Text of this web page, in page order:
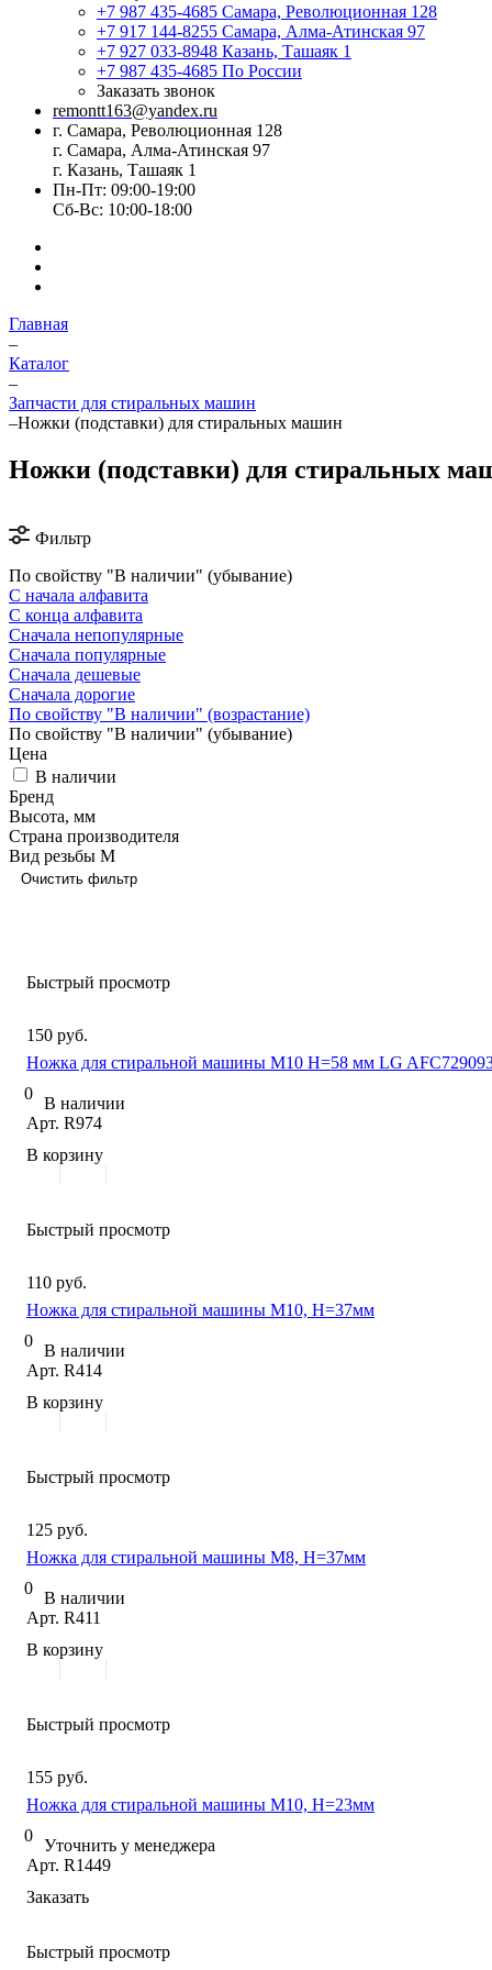
+7 987 435-4685 Самара, Революционная 128
+7 917 144-8255 Самара, Алма-Атинская 97
+7 927 033-8948 Казань, Ташаяк 1
+7 987 435-4685 По России
Заказать звонок
remontt163@yandex.ru
г. Самара, Революционная 128
г. Самара, Алма-Атинская 97
г. Казань, Ташаяк 1
Пн-Пт: 09:00-19:00
Сб-Вс: 10:00-18:00
Главная
–
Каталог
–
Запчасти для стиральных машин
–Ножки (подставки) для стиральных машин
Ножки (подставки) для стиральных
Фильтр
По свойству "В наличии" (убывание)
С начала алфавита
С конца алфавита
Сначала непопулярные
Сначала популярные
Сначала дешевые
Сначала дорогие
По свойству "В наличии" (возрастание)
По свойству "В наличии" (убывание)
Цена
В наличии
Бренд
Высота, мм
Страна производителя
Вид резьбы М
Очистить фильтр
Быстрый просмотр
150 руб.
Ножка для стиральной машины M10 H=58 мм LG
0
В наличии
Арт. R974
В корзину
Быстрый просмотр
110 руб.
Ножка для стиральной машины M10, H=37мм
0
В наличии
Арт. R414
В корзину
Быстрый просмотр
125 руб.
Ножка для стиральной машины M8, H=37мм
0
В наличии
Арт. R411
В корзину
Быстрый просмотр
155 руб.
Ножка для стиральной машины M10, H=23мм
0
Уточнить у менеджера
Арт. R1449
Заказать
Быстрый просмотр